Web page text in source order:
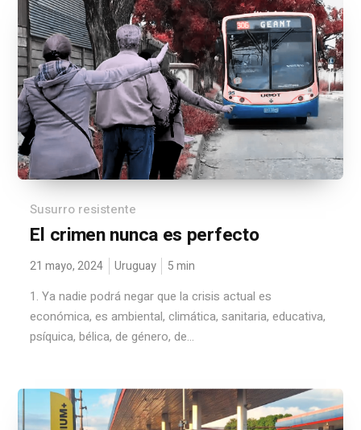
Susurro resistente
El crimen nunca es perfecto
21 mayo, 2024 Uruguay 5 min
1. Ya nadie podrá negar que la crisis actual es
económica, es ambiental, climática, sanitaria, educativa,
psíquica, bélica, de género, de...